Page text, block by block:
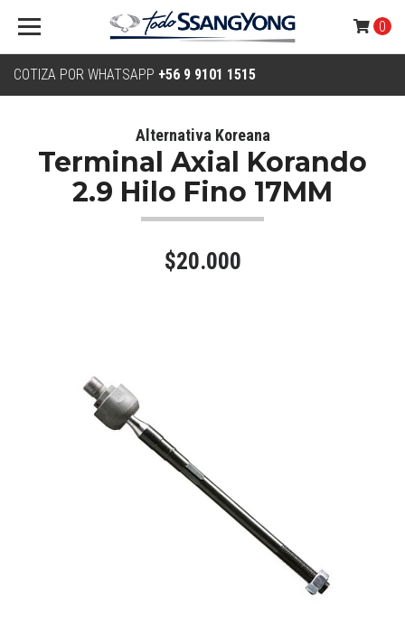
COTIZA POR WHATSAPP +56 9 9101 1515
0
Alternativa Koreana
Terminal Axial Korando
2.9 Hilo Fino 17MM
$20.000